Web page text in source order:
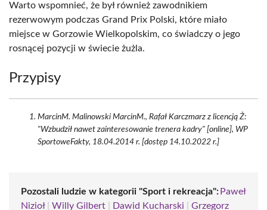
Warto wspomnieć, że był również zawodnikiem
rezerwowym podczas Grand Prix Polski, które miało
miejsce w Gorzowie Wielkopolskim, co świadczy o jego
rosnącej pozycji w świecie żużla.
Przypisy
MarcinM. Malinowski MarcinM., Rafał Karczmarz z licencją Ż:
"Wzbudził nawet zainteresowanie trenera kadry" [online], WP
SportoweFakty, 18.04.2014 r. [dostęp 14.10.2022 r.]
Pozostali ludzie w kategorii "Sport i rekreacja": Paweł
Nizioł| Willy Gilbert Dawid Kucharski
Grzegorz